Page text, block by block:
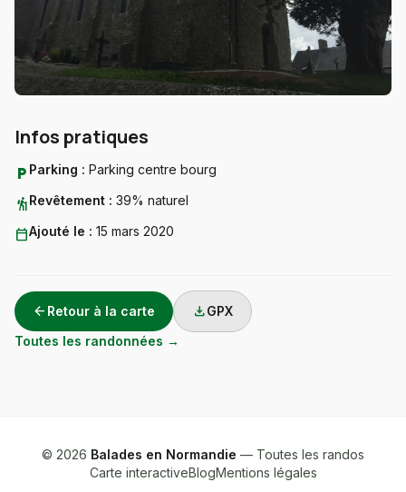
Infos pratiques
local_parking Parking : Parking centre bourg
hikingRevêtement : 39% naturel
calendar_todayAjouté le : 15 mars 2020
arrow_back Retour à la carte downloadGPX
Toutes les randonnées →
© 2026 Balades en Normandie — Toutes les randos
Carte interactiveBlogMentions légales